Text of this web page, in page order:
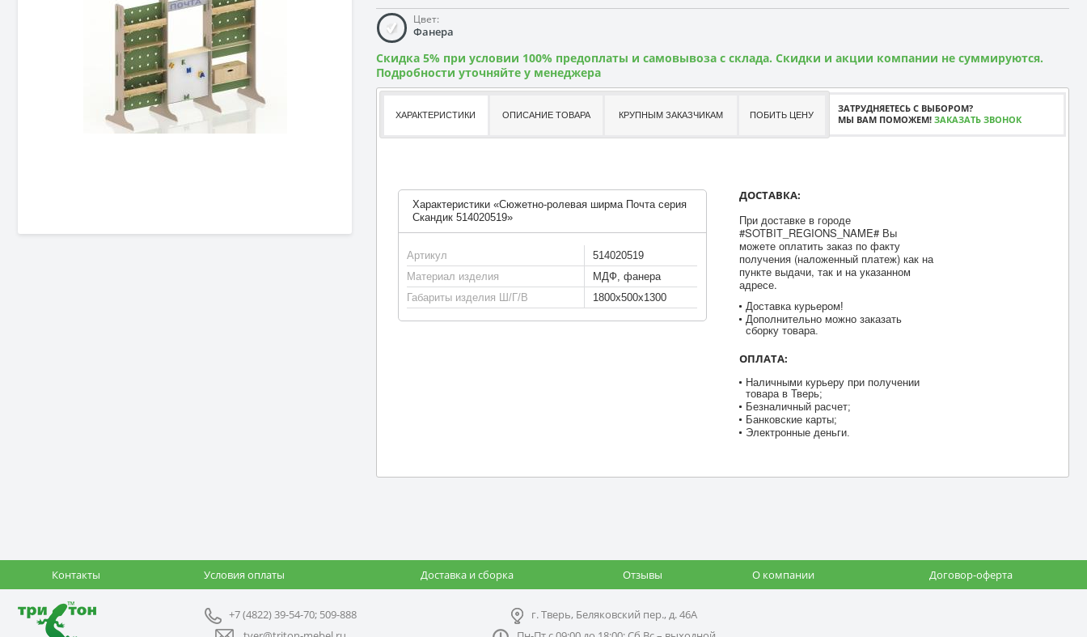
Цвет:
Фанера
Скидка 5% при условии 100% предоплаты и самовывоза с склада. Скидки и акции компании не суммируются.
Подробности уточняйте у менеджера
ХАРАКТЕРИСТИКИ ОПИСАНИЕ ТОВАРА КРУПНЫМ ЗАКАЗЧИКАМ ПОБИТЬ ЦЕНУ
ЗАТРУДНЯЕТЕСЬ С ВЫБОРОМ?
МЫ ВАМ ПОМОЖЕМ! ЗАКАЗАТЬ ЗВОНОК
Характеристики «Сюжетно-ролевая ширма Почта серия
Скандик 514020519»
Артикул
514020519
Материал изделия
МДФ, фанера
Габариты изделия Ш/Г/В
1800х500х1300
ДОСТАВКА:
При доставке в городе
#SOTBIT_REGIONS_NAME# Вы
можете оплатить заказ по факту
получения (наложенный платеж) как на
пункте выдачи, так и на указанном
адресе.
Доставка курьером!
Дополнительно можно заказать
сборку товара.
ОПЛАТА:
Наличными курьеру при получении
товара в Тверь;
Безналичный расчет;
Банковские карты;
Электронные деньги.
Контакты Условия оплаты Доставка и сборка Отзывы О компании Договор-оферта
+7 (4822) 39-54-70; 509-888
г. Тверь, Беляковский пер., д. 46А